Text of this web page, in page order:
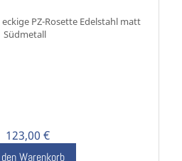
PZ-Rosette Edelstahl matt
Südmetall
123,00 €
Warenkorb